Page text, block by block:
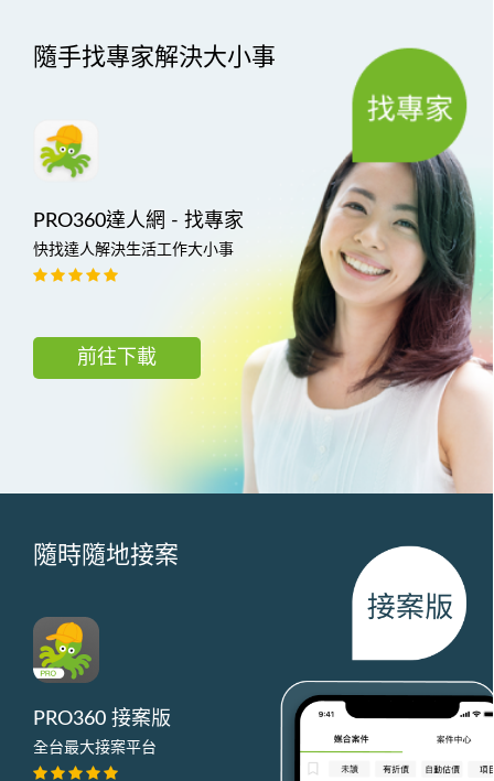
隨手找專家解決大小事
PRO360達人網 - 找專家
快找達人解決生活工作大小事
前往下載
隨時隨地接案
PRO360 接案版
全台最大接案平台